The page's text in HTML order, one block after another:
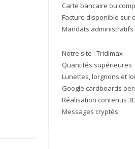
Carte bancaire ou
Facture disponible sur
Mandats administratifs
Notre site :Tridimax
Quantités supérieures
Lunettes, lorgnons et
Google cardboards
Réalisation contenus
Messages cryptés